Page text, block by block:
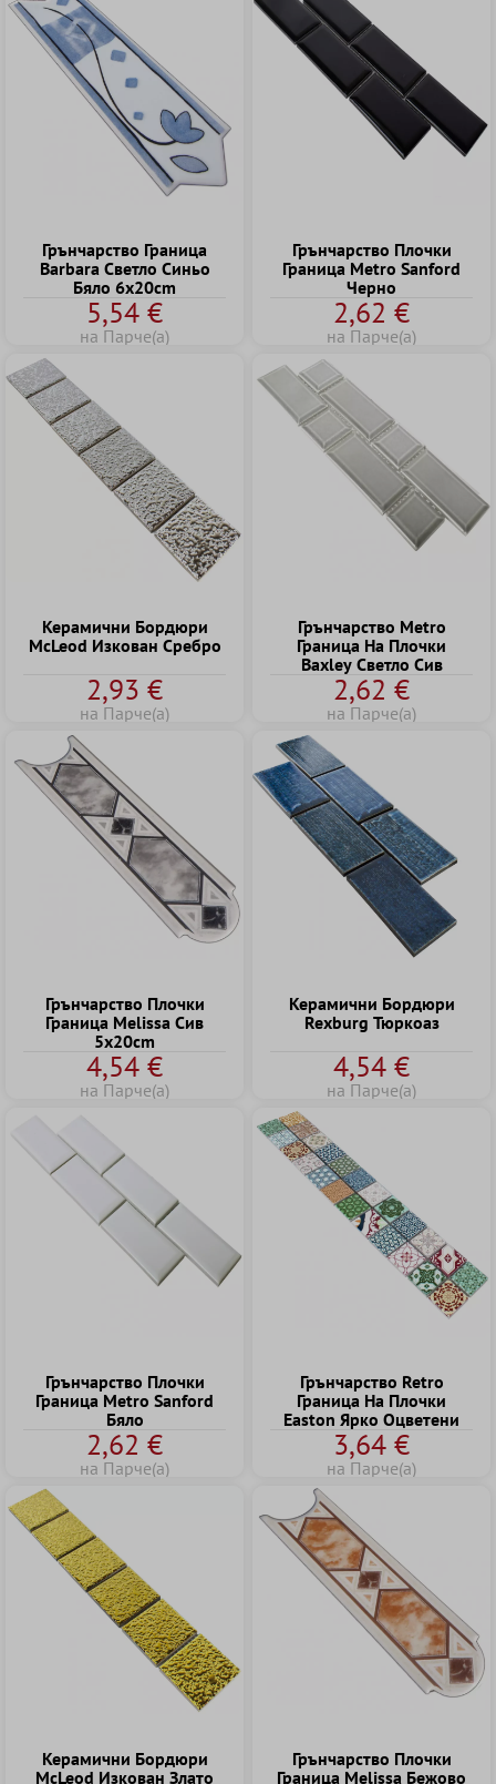
Грънчарство Граница
Barbara Светло Cиньо
Бяло 6x20cm
5,54 €
на Парче(а)
Грънчарство Плочки
Граница Metro Sanford
Черно
2,62 €
на Парче(а)
Керамични Бордюри
McLeod Изкован Сребро
2,93 €
на Парче(а)
Грънчарство Metro
Граница Hа Плочки
Baxley Cветло Cив
2,62 €
на Парче(а)
Грънчарство Плочки
Граница Melissa Сив
5x20cm
4,54 €
на Парче(а)
Керамични Бордюри
Rexburg Тюркоаз
4,54 €
на Парче(а)
Грънчарство Плочки
Граница Metro Sanford
Бяло
2,62 €
на Парче(а)
Грънчарство Retro
Граница Hа Плочки
Easton Ярко Оцветени
3,64 €
на Парче(а)
Керамични Бордюри
McLeod Изкован Злато
Грънчарство Плочки
Граница Melissa Бежово